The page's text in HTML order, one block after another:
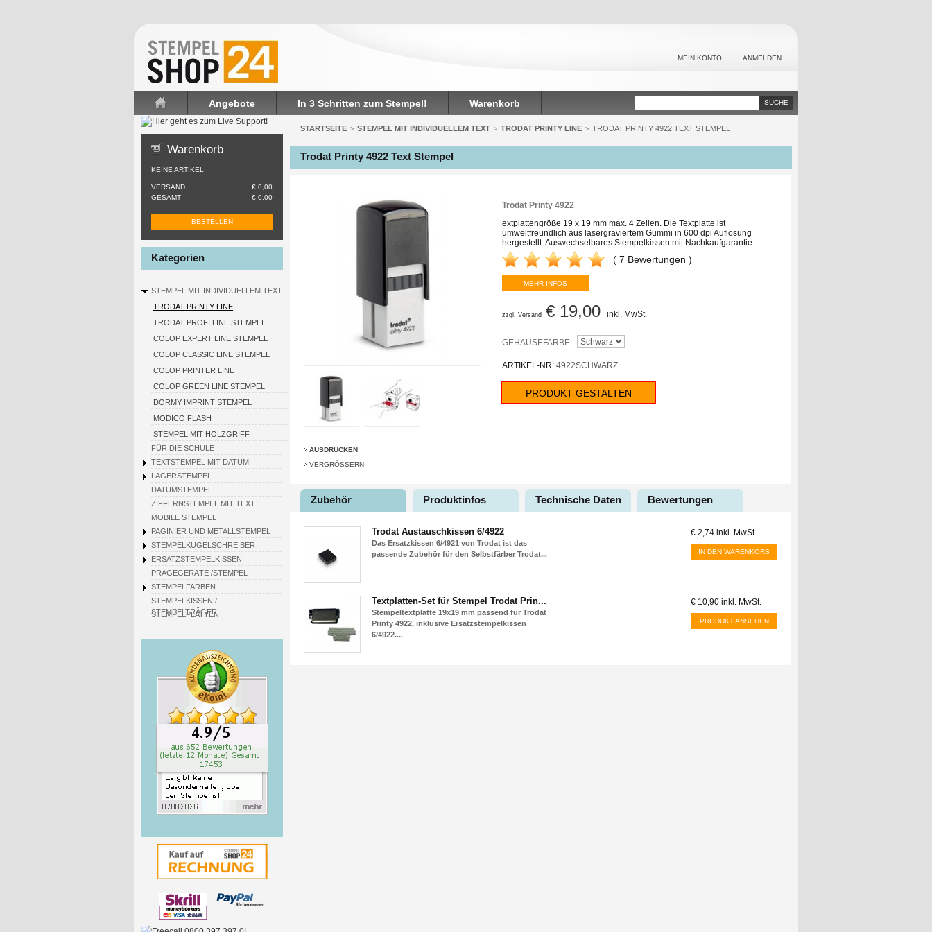
Startseite
Angebote In 3 Schritten zum Stempel! Warenkorb
MEIN KONTO ANMELDEN
SUCHE
Warenkorb
KEINE ARTIKEL
VERSAND
€ 0,00
GESAMT
€ 0,00
BESTELLEN
Kategorien
STEMPEL MIT INDIVIDUELLEM TEXT
TRODAT PRINTY LINE
TRODAT PROFI LINE STEMPEL
COLOP EXPERT LINE STEMPEL
COLOP CLASSIC LINE STEMPEL
COLOP PRINTER LINE
COLOP GREEN LINE STEMPEL
DORMY IMPRINT STEMPEL
MODICO FLASH
STEMPEL MIT HOLZGRIFF
FÜR DIE SCHULE
TEXTSTEMPEL MIT DATUM
LAGERSTEMPEL
DATUMSTEMPEL
ZIFFERNSTEMPEL MIT TEXT
MOBILE STEMPEL
PAGINIER UND METALLSTEMPEL
STEMPELKUGELSCHREIBER
ERSATZSTEMPELKISSEN
PRÄGEGERÄTE /STEMPEL
STEMPELFARBEN
STEMPELKISSEN /
STEMPELTRÄGER
STEMPELPLATTEN
STARTSEITE > STEMPEL MIT INDIVIDUELLEM TEXT > TRODAT PRINTY LINE > TRODAT PRINTY 4922 TEXT STEMPEL
Trodat Printy 4922 Text Stempel
AUSDRUCKEN
VERGRÖSSERN
Trodat Printy 4922
extplattengröße 19 x 19 mm max. 4 Zeilen. Die Textplatte ist
umweltfreundlich aus lasergraviertem Gummi in 600 dpi Auflösung
hergestellt. Auswechselbares Stempelkissen mit Nachkaufgarantie.
( 7 Bewertungen )
MEHR INFOS
zzgl. Versand € 19,00 inkl. MwSt.
GEHÄUSEFARBE:
ARTIKEL-NR: 4922SCHWARZ
PRODUKT GESTALTEN
Zubehör Produktinfos Technische Daten Bewertungen
Trodat Austauschkissen 6/4922
Das Ersatzkissen 6/4921 von Trodat ist das
passende Zubehör für den Selbstfärber Trodat...
€ 2,74 inkl. MwSt.
IN DEN WARENKORB
Textplatten-Set für Stempel Trodat Prin...
Stempeltextplatte 19x19 mm passend für Trodat
Printy 4922, inklusive Ersatzstempelkissen
6/4922....
€ 10,90 inkl. MwSt.
PRODUKT ANSEHEN